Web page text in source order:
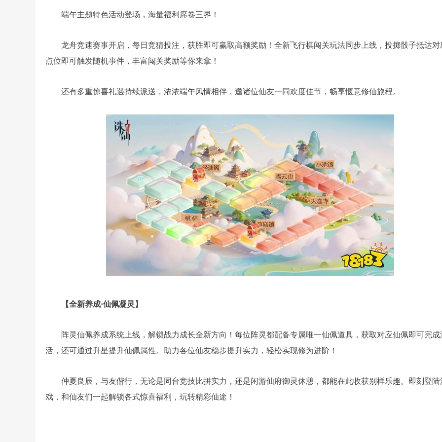
端午主题特色活动登场，海量福利席卷三界！
龙舟竞速赛事开启，每日竞猜投注，获胜即可赢取高额奖励！全新飞行棋闯关玩法同步上线，投掷骰子抵达对
点位即可触发随机事件，丰富闯关奖励等你来拿！
还有多重惊喜礼遇持续派送，浓浓端午风情相伴，邀诸位仙友一同欢度佳节，畅享惬意修仙旅程。
【全新养成·仙佩凝灵】
阵灵仙佩养成系统上线，解锁战力成长全新方向！每位阵灵都配备专属唯一仙佩道具，获取对应仙佩即可完成
活，还可通过升星提升仙佩属性。助力各位仙友稳步提升实力，轻松实现修为进阶！
仲夏良辰，与友偕行，无论是同台竞技比拼实力，还是闲游仙府御灵休憩，都能在此收获别样乐趣。即刻登陆
戏，和仙友们一起解锁各式惊喜福利，玩转精彩仙途！